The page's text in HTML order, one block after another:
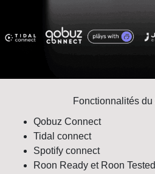
Fonctionnalités du
Qobuz Connect
Tidal connect
Spotify connect
Roon Ready et Roon Tested